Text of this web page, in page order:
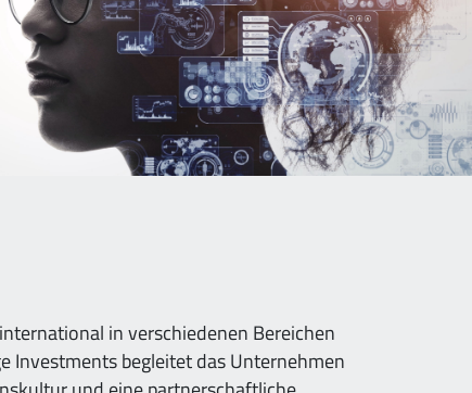
in verschiedenen Bereichen
Investments begleitet das Unternehmen